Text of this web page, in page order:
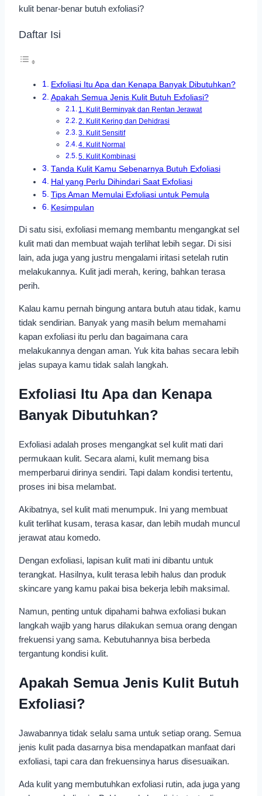
kulit benar-benar butuh exfoliasi?
Daftar Isi
Exfoliasi Itu Apa dan Kenapa Banyak Dibutuhkan?
Apakah Semua Jenis Kulit Butuh Exfoliasi?
1. Kulit Berminyak dan Rentan Jerawat
2. Kulit Kering dan Dehidrasi
3. Kulit Sensitif
4. Kulit Normal
5. Kulit Kombinasi
Tanda Kulit Kamu Sebenarnya Butuh Exfoliasi
Hal yang Perlu Dihindari Saat Exfoliasi
Tips Aman Memulai Exfoliasi untuk Pemula
Kesimpulan
Di satu sisi, exfoliasi memang membantu mengangkat sel
kulit mati dan membuat wajah terlihat lebih segar. Di sisi
lain, ada juga yang justru mengalami iritasi setelah rutin
melakukannya. Kulit jadi merah, kering, bahkan terasa
perih.
Kalau kamu pernah bingung antara butuh atau tidak, kamu
tidak sendirian. Banyak yang masih belum memahami
kapan exfoliasi itu perlu dan bagaimana cara
melakukannya dengan aman. Yuk kita bahas secara lebih
jelas supaya kamu tidak salah langkah.
Exfoliasi Itu Apa dan Kenapa
Banyak Dibutuhkan?
Exfoliasi adalah proses mengangkat sel kulit mati dari
permukaan kulit. Secara alami, kulit memang bisa
memperbarui dirinya sendiri. Tapi dalam kondisi tertentu,
proses ini bisa melambat.
Akibatnya, sel kulit mati menumpuk. Ini yang membuat
kulit terlihat kusam, terasa kasar, dan lebih mudah muncul
jerawat atau komedo.
Dengan exfoliasi, lapisan kulit mati ini dibantu untuk
terangkat. Hasilnya, kulit terasa lebih halus dan produk
skincare yang kamu pakai bisa bekerja lebih maksimal.
Namun, penting untuk dipahami bahwa exfoliasi bukan
langkah wajib yang harus dilakukan semua orang dengan
frekuensi yang sama. Kebutuhannya bisa berbeda
tergantung kondisi kulit.
Apakah Semua Jenis Kulit Butuh
Exfoliasi?
Jawabannya tidak selalu sama untuk setiap orang. Semua
jenis kulit pada dasarnya bisa mendapatkan manfaat dari
exfoliasi, tapi cara dan frekuensinya harus disesuaikan.
Ada kulit yang membutuhkan exfoliasi rutin, ada juga yang